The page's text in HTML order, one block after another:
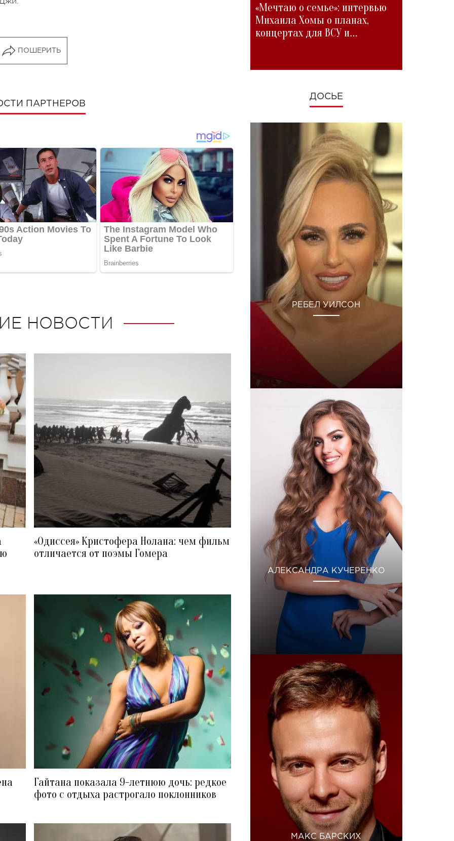
ПОШЕРИТЬ
ПАРТНЕРОВ
НОВОСТИ
«Одиссея» Кристофера Нолана: чем фильм
отличается от поэмы Гомера
Гайтана показала 9-летнюю дочь: редкое
фото с отдыха растрогало поклонников
«Мечтаю о семье»: интервью
Михаила Хомы о планах,
концертах для ВСУ и
ДОСЬЕ
РЕБЕЛ УИЛСОН
АЛЕКСАНДРА КУЧЕРЕНКО
МАКС БАРСКИХ